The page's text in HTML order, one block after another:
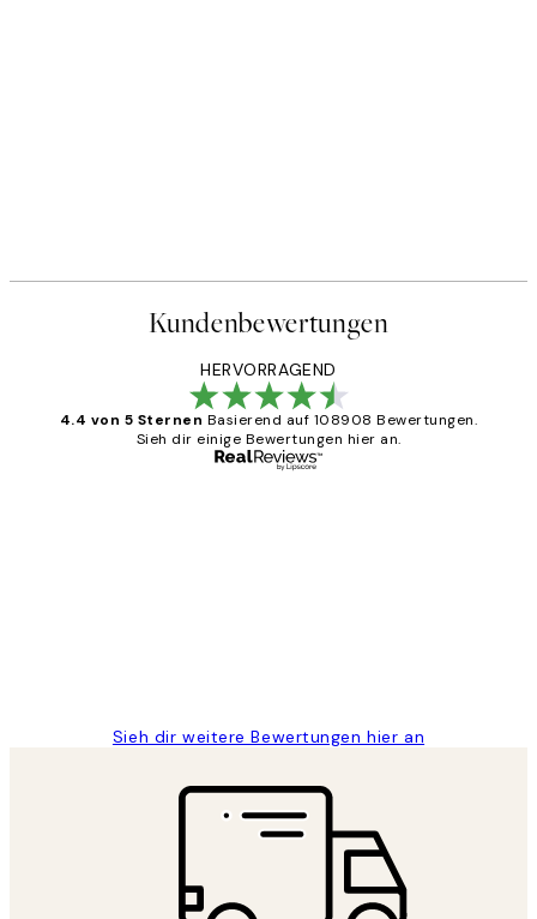
Kundenbewertungen
HERVORRAGEND
4.4 von 5 Sternen Basierend auf 108908 Bewertungen.
Sieh dir einige Bewertungen hier an.
Sieh dir weitere Bewertungen hier an